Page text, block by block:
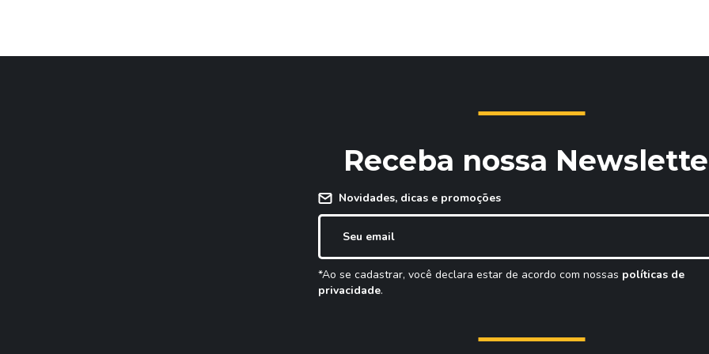
Receba nossa
Novidades, dicas e promoções
*Ao se cadastrar, você declara estar de acordo com nossas políticas de
privacidade.